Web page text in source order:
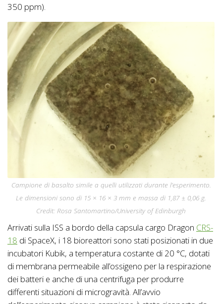
350 ppm).
Campione di basalto simile a quelli utilizzati durante l’esperimento.
Le dimensioni sono di 15 × 16 × 3 mm e massa di 1,87 ± 0,06 g.
Credit: Rosa Santomartino/University of Edinburgh
Arrivati sulla ISS a bordo della capsula cargo Dragon CRS-
18 di SpaceX, i 18 bioreattori sono stati posizionati in due
incubatori Kubik, a temperatura costante di 20 °C, dotati
di membrana permeabile all’ossigeno per la respirazione
dei batteri e anche di una centrifuga per produrre
differenti situazioni di microgravità. All’avvio